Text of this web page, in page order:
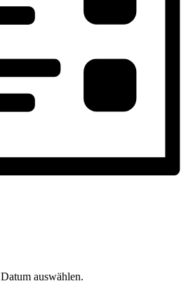
Datum auswählen.